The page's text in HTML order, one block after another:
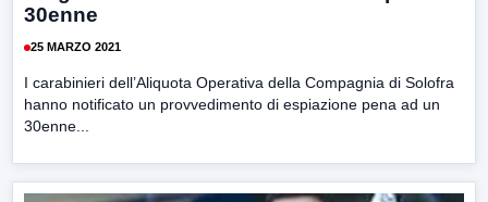
30enne
25 MARZO 2021
I carabinieri dell’Aliquota Operativa della Compagnia di Solofra
hanno notificato un provvedimento di espiazione pena ad un
30enne...